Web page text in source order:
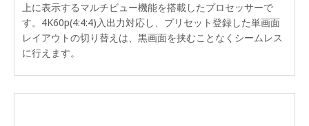
上に表示するマルチビュー機能を搭載したプロセッサーで
す。4K60p(4:4:4)入出力対応し、プリセット登録した単画面
レイアウトの切り替えは、黒画面を挟むことなくシームレス
に行えます。